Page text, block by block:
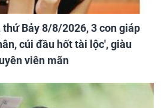
Bảy 8/8/2026, 3 con giáp
cúi đầu hốt tài lộc', giàu
viên mãn